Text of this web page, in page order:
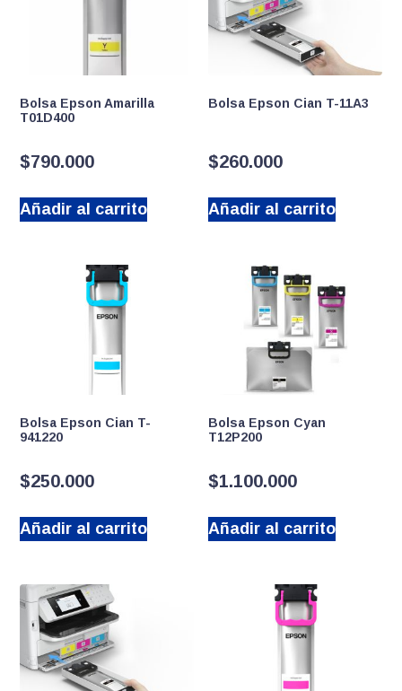
Bolsa Epson Amarilla
T01D400
$790.000
Añadir al carrito
Bolsa Epson Cian T-11A3
$260.000
Añadir al carrito
Bolsa Epson Cian T-
941220
$250.000
Añadir al carrito
Bolsa Epson Cyan
T12P200
$1.100.000
Añadir al carrito